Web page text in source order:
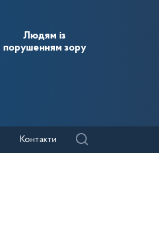
Людям із
порушенням зору
Контакти